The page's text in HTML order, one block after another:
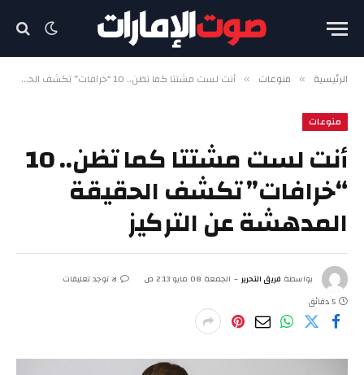
الرئيسية » منوعات » أنت لست مشتتا كما تظن.. 10 “خرافات” تكشف الحقيقة المدهشة عن التركيز
منوعات
أنت لست مشتتا كما تظن.. 10
“خرافات” تكشف الحقيقة
المدهشة عن التركيز
بواسطة فريق التحرير الجمعة 08 مايو 2:13 ص
لا توجد تعليقات
5 دقائق